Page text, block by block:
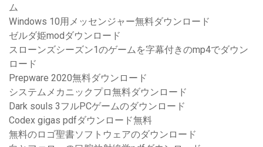
ム
Windows 10用メッセンジャー無料ダウンロード
ゼルダ姫modダウンロード
スローンズシーズン1のゲームを字幕付きのmp4でダウン
ロード
Prepware 2020無料ダウンロード
システムメカニックプロ無料ダウンロード
Dark souls 3フルPCゲームのダウンロード
Codex gigas pdfダウンロード無料
無料のロゴ聖書ソフトウェアのダウンロード